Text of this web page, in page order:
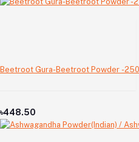
Beetroot Gura-Beetroot Powder -
৳448.50